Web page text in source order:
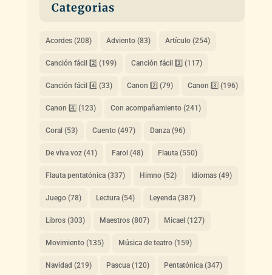
Categorias
Acordes(208) Adviento(83) Artículo(254)
Canción fácil 2️⃣ (199) Canción fácil 3️⃣ (117)
Canción fácil 4️⃣ (33) Canon 2️⃣ (79) Canon 3️⃣ (196)
Canon 4️⃣ (123) Con acompañamiento(241)
Coral (53) Cuento(497) Danza(96)
De viva voz(41) Farol (48) Flauta(550)
Flauta pentatónica(337) Himno(52) Idiomas(49)
Juego(78) Lectura(54) Leyenda(387)
Libros(303) Maestros(807) Micael (127)
Movimiento(135) Música de teatro(159)
Navidad (219) Pascua(120) Pentatónica(347)